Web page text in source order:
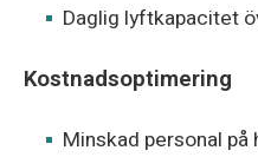
Daglig lyftkapacitet
Kostnadsoptimering
Minskad personal